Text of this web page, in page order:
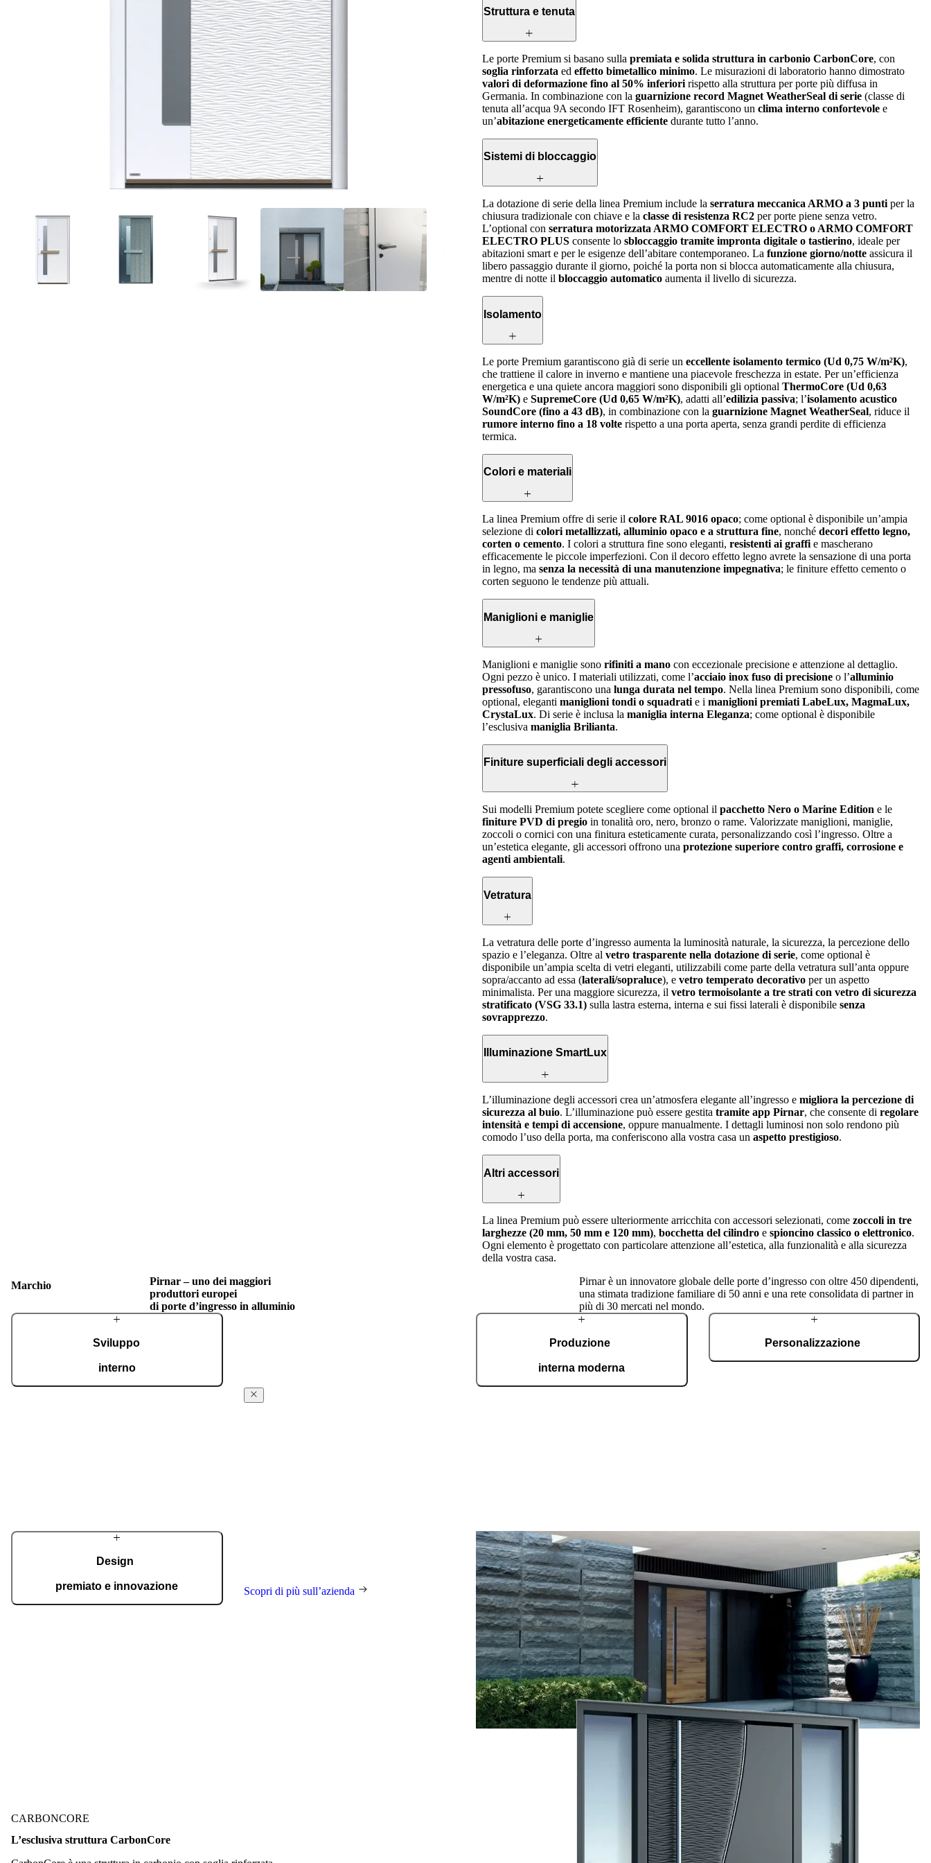
Struttura e tenuta
Le porte Premium si basano sulla premiata e solida struttura in carbonio CarbonCore, con
soglia rinforzata ed effetto bimetallico minimo. Le misurazioni di laboratorio hanno dimostrato
valori di deformazione fino al 50% inferiori rispetto alla struttura per porte più diffusa in
Germania. In combinazione con la guarnizione record Magnet WeatherSeal di serie (classe di
tenuta all’acqua 9A secondo IFT Rosenheim), garantiscono un clima interno confortevole e
un’abitazione energeticamente efficiente durante tutto l’anno.
Sistemi di bloccaggio
La dotazione di serie della linea Premium include la serratura meccanica ARMO a 3 punti per la
chiusura tradizionale con chiave e la classe di resistenza RC2 per porte piene senza vetro.
L’optional con serratura motorizzata ARMO COMFORT ELECTRO o ARMO COMFORT
ELECTRO PLUS consente lo sbloccaggio tramite impronta digitale o tastierino, ideale per
abitazioni smart e per le esigenze dell’abitare contemporaneo. La funzione giorno/notte assicura il
libero passaggio durante il giorno, poiché la porta non si blocca automaticamente alla chiusura,
mentre di notte il bloccaggio automatico aumenta il livello di sicurezza.
Isolamento
Le porte Premium garantiscono già di serie un eccellente isolamento termico (Ud 0,75 W/m²K),
che trattiene il calore in inverno e mantiene una piacevole freschezza in estate. Per un’efficienza
energetica e una quiete ancora maggiori sono disponibili gli optional ThermoCore (Ud 0,63
W/m²K) e SupremeCore (Ud 0,65 W/m²K), adatti all’edilizia passiva; l’isolamento acustico
SoundCore (fino a 43 dB), in combinazione con la guarnizione Magnet WeatherSeal, riduce il
rumore interno fino a 18 volte rispetto a una porta aperta, senza grandi perdite di efficienza
termica.
Colori e materiali
La linea Premium offre di serie il colore RAL 9016 opaco; come optional è disponibile un’ampia
selezione di colori metallizzati, alluminio opaco e a struttura fine, nonché decori effetto legno,
corten o cemento. I colori a struttura fine sono eleganti, resistenti ai graffi e mascherano
efficacemente le piccole imperfezioni. Con il decoro effetto legno avrete la sensazione di una porta
in legno, ma senza la necessità di una manutenzione impegnativa; le finiture effetto cemento o
corten seguono le tendenze più attuali.
Maniglioni e maniglie
Maniglioni e maniglie sono rifiniti a mano con eccezionale precisione e attenzione al dettaglio.
Ogni pezzo è unico. I materiali utilizzati, come l’acciaio inox fuso di precisione o l’alluminio
pressofuso, garantiscono una lunga durata nel tempo. Nella linea Premium sono disponibili, come
optional, eleganti maniglioni tondi o squadrati e i maniglioni premiati LabeLux, MagmaLux,
CrystaLux. Di serie è inclusa la maniglia interna Eleganza; come optional è disponibile
l’esclusiva maniglia Brilianta.
Finiture superficiali degli accessori
Sui modelli Premium potete scegliere come optional il pacchetto Nero o Marine Edition e le
finiture PVD di pregio in tonalità oro, nero, bronzo o rame. Valorizzate maniglioni, maniglie,
zoccoli o cornici con una finitura esteticamente curata, personalizzando così l’ingresso. Oltre a
un’estetica elegante, gli accessori offrono una protezione superiore contro graffi, corrosione e
agenti ambientali.
Vetratura
La vetratura delle porte d’ingresso aumenta la luminosità naturale, la sicurezza, la percezione dello
spazio e l’eleganza. Oltre al vetro trasparente nella dotazione di serie, come optional è
disponibile un’ampia scelta di vetri eleganti, utilizzabili come parte della vetratura sull’anta oppure
sopra/accanto ad essa (laterali/sopraluce), e vetro temperato decorativo per un aspetto
minimalista. Per una maggiore sicurezza, il vetro termoisolante a tre strati con vetro di sicurezza
stratificato (VSG 33.1) sulla lastra esterna, interna e sui fissi laterali è disponibile senza
sovrapprezzo.
Illuminazione SmartLux
L’illuminazione degli accessori crea un’atmosfera elegante all’ingresso e migliora la percezione di
sicurezza al buio. L’illuminazione può essere gestita tramite app Pirnar, che consente di regolare
intensità e tempi di accensione, oppure manualmente. I dettagli luminosi non solo rendono più
comodo l’uso della porta, ma conferiscono alla vostra casa un aspetto prestigioso.
Altri accessori
La linea Premium può essere ulteriormente arricchita con accessori selezionati, come zoccoli in tre
larghezze (20 mm, 50 mm e 120 mm), bocchetta del cilindro e spioncino classico o elettronico.
Ogni elemento è progettato con particolare attenzione all’estetica, alla funzionalità e alla sicurezza
della vostra casa.
Marchio
Pirnar – uno dei maggiori
produttori europei
di porte d’ingresso in alluminio
Pirnar è un innovatore globale delle porte d’ingresso con oltre 450 dipendenti,
una stimata tradizione familiare di 50 anni e una rete consolidata di partner in
più di 30 mercati nel mondo.
Sviluppo
interno
Design
premiato e innovazione Scopri di più sull’azienda
Produzione
interna moderna
Personalizzazione
CARBONCORE
L’esclusiva struttura CarbonCore